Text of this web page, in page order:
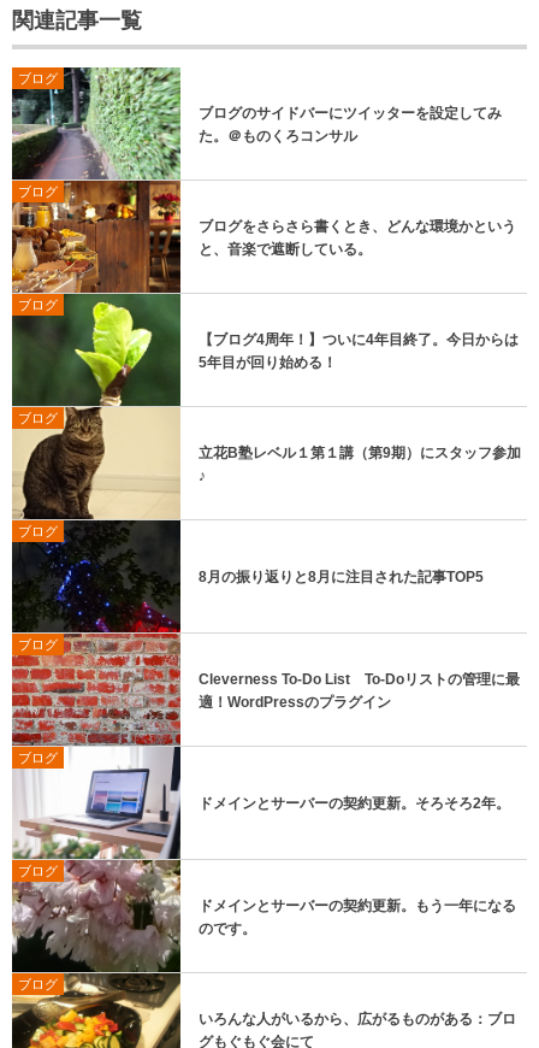
関連記事一覧
ブログ
ブログのサイドバーにツイッターを設定してみ
た。＠ものくろコンサル
ブログ
ブログをさらさら書くとき、どんな環境かという
と、音楽で遮断している。
ブログ
【ブログ4周年！】ついに4年目終了。今日からは
5年目が回り始める！
ブログ
立花B塾レベル１第１講（第9期）にスタッフ参加
♪
ブログ
8月の振り返りと8月に注目された記事TOP5
ブログ
Cleverness To-Do List To-Doリストの管理に最
適！WordPressのプラグイン
ブログ
ドメインとサーバーの契約更新。そろそろ2年。
ブログ
ドメインとサーバーの契約更新。もう一年になる
のです。
ブログ
いろんな人がいるから、広がるものがある：ブロ
グもぐもぐ会にて